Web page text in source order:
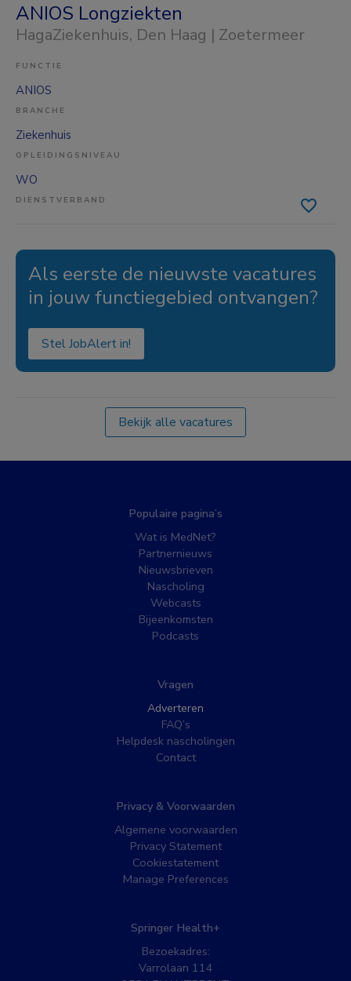
ANIOS Longziekten
HagaZiekenhuis, Den Haag | Zoetermeer
FUNCTIE
ANIOS
BRANCHE
Ziekenhuis
OPLEIDINGSNIVEAU
WO
DIENSTVERBAND
Als eerste de nieuwste vacatures
in jouw functiegebied ontvangen?
Stel JobAlert in!
Bekijk alle vacatures
Populaire pagina’s
Wat is MedNet?
Partnernieuws
Nieuwsbrieven
Nascholing
Webcasts
Bijeenkomsten
Podcasts
Vragen
Adverteren
FAQ’s
Helpdesk nascholingen
Contact
Privacy & Voorwaarden
Algemene voorwaarden
Privacy Statement
Cookiestatement
Manage Preferences
Springer Health+
Bezoekadres:
Varrolaan 114